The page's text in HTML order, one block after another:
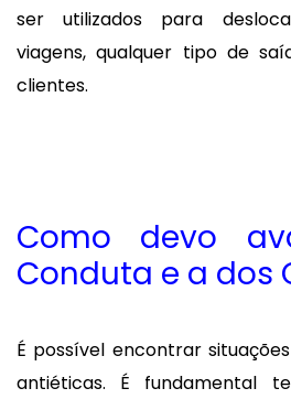
ser utilizados para
viagens, qualquer tipo de
clientes.
Como devo
Conduta e a dos
É possível encontrar
antiéticas. É fundamental